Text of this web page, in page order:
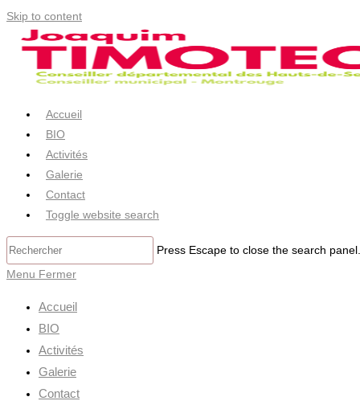
Skip to content
Accueil
BIO
Activités
Galerie
Contact
Toggle website search
Press Escape to close the search panel.
Menu Fermer
Accueil
BIO
Activités
Galerie
Contact